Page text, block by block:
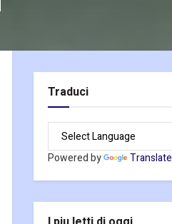
Traduci
Powered by Translate